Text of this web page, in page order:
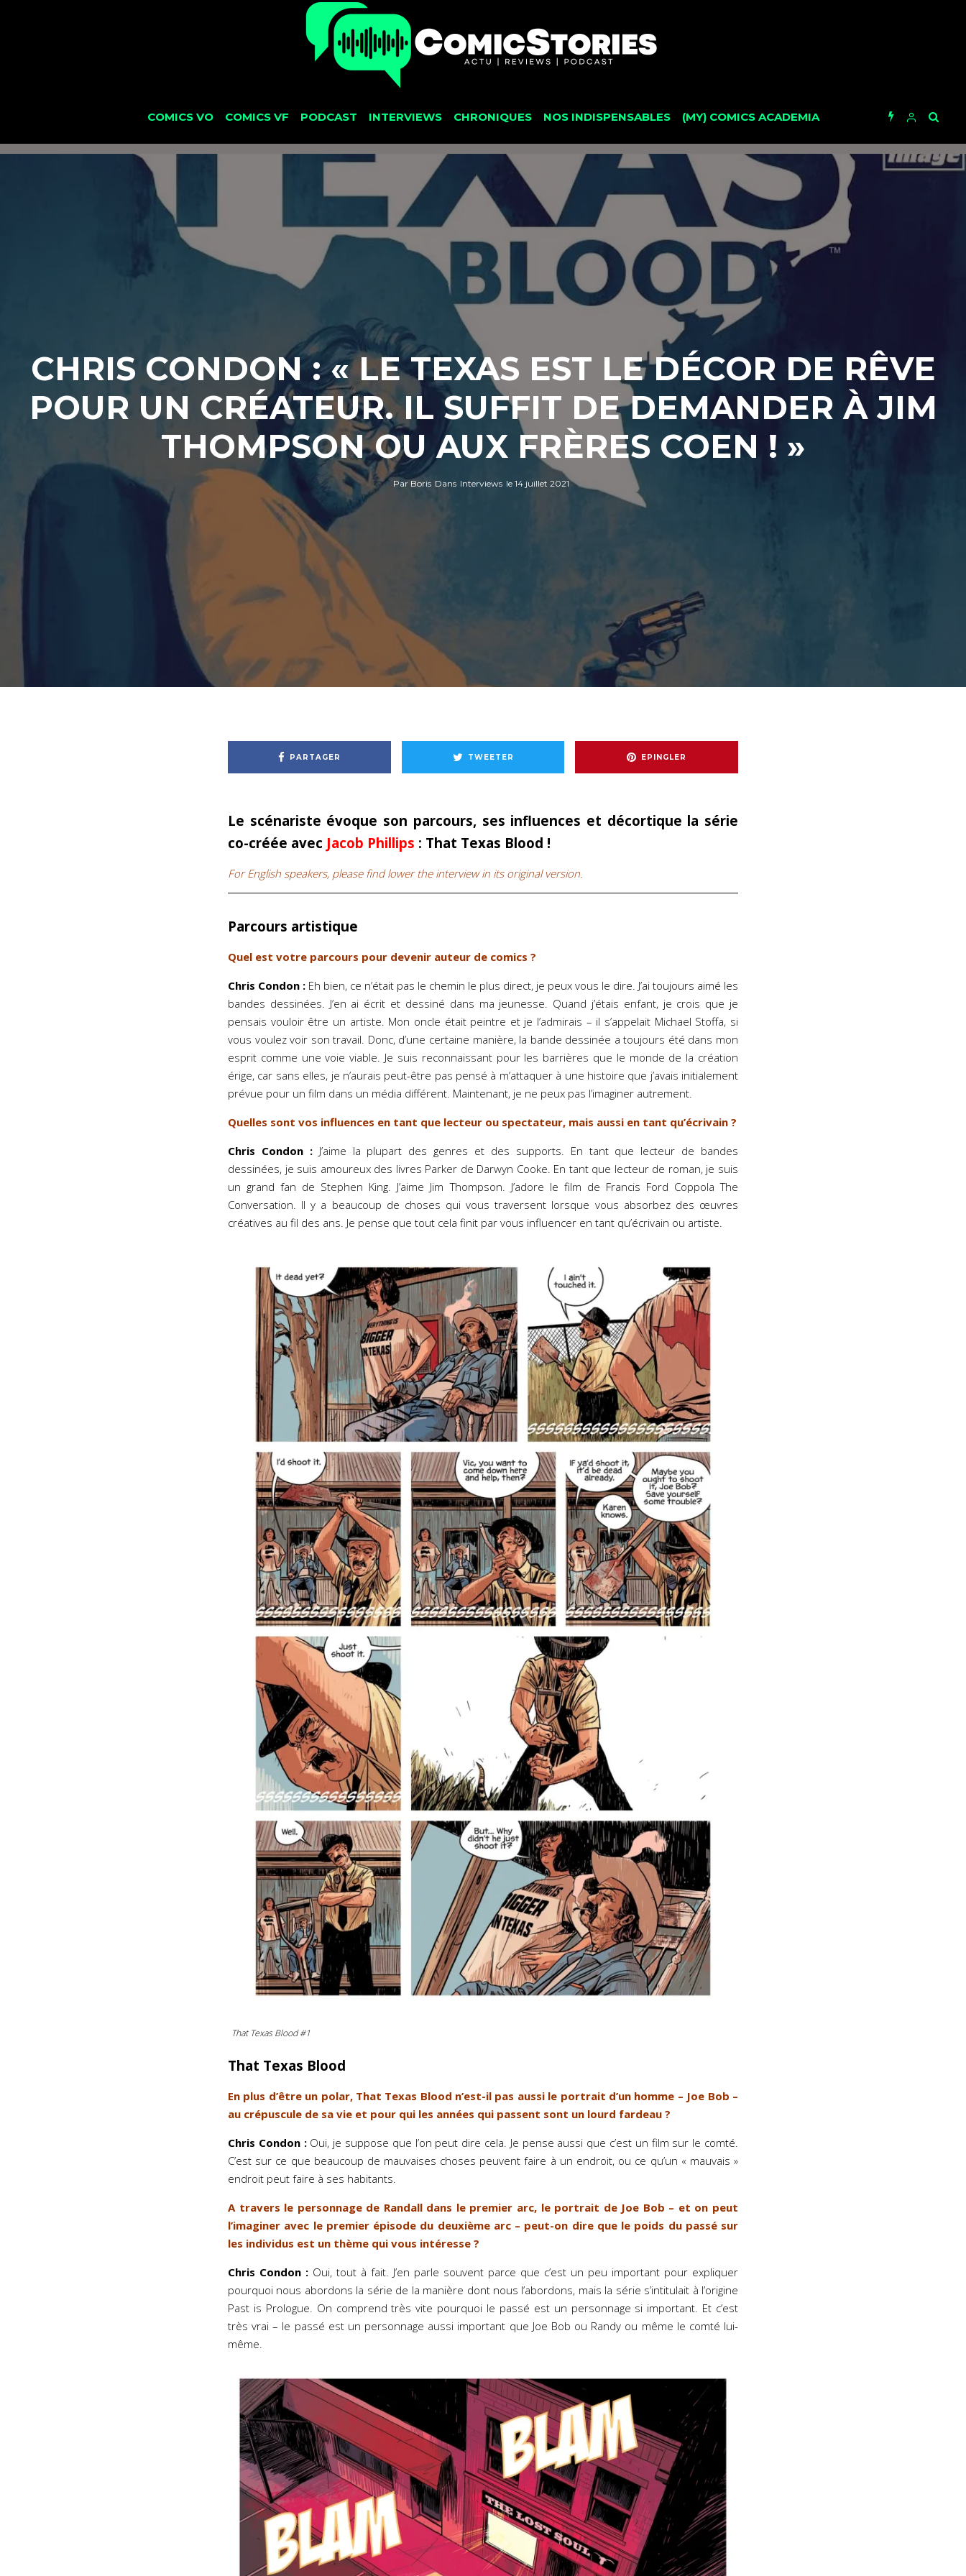
COMICS VO COMICS VF PODCAST INTERVIEWS CHRONIQUES NOS INDISPENSABLES (MY) COMICS ACADEMIA
CHRIS CONDON : « LE TEXAS EST LE DÉCOR DE RÊVE
POUR UN CRÉATEUR. IL SUFFIT DE DEMANDER À JIM
THOMPSON OU AUX FRÈRES COEN ! »
ParBoris Dans Interviews le 14 juillet 2021
PARTAGER TWEETER EPINGLER
Le scénariste évoque son parcours, ses influences et décortique la série
co-créée avec Jacob Phillips : That Texas Blood !
For English speakers, please find lower the interview in its original version.
Parcours artistique
Quel est votre parcours pour devenir auteur de comics ?
Chris Condon : Eh bien, ce n’était pas le chemin le plus direct, je peux vous le dire. J’ai toujours aimé les
bandes dessinées. J’en ai écrit et dessiné dans ma jeunesse. Quand j’étais enfant, je crois que je
pensais vouloir être un artiste. Mon oncle était peintre et je l’admirais – il s’appelait Michael Stoffa, si
vous voulez voir son travail. Donc, d’une certaine manière, la bande dessinée a toujours été dans mon
esprit comme une voie viable. Je suis reconnaissant pour les barrières que le monde de la création
érige, car sans elles, je n’aurais peut-être pas pensé à m’attaquer à une histoire que j’avais initialement
prévue pour un film dans un média différent. Maintenant, je ne peux pas l’imaginer autrement.
Quelles sont vos influences en tant que lecteur ou spectateur, mais aussi en tant qu’écrivain ?
Chris Condon :J’aime la plupart des genres et des supports. En tant que lecteur de bandes
dessinées, je suis amoureux des livres Parker de Darwyn Cooke. En tant que lecteur de roman, je suis
un grand fan de Stephen King. J’aime Jim Thompson. J’adore le film de Francis Ford Coppola The
Conversation. Il y a beaucoup de choses qui vous traversent lorsque vous absorbez des œuvres
créatives au fil des ans. Je pense que tout cela finit par vous influencer en tant qu’écrivain ou artiste.
That Texas Blood #1
That Texas Blood
En plus d’être un polar, That Texas Blood n’est-il pas aussi le portrait d’un homme – Joe Bob –
au crépuscule de sa vie et pour qui les années qui passent sont un lourd fardeau ?
Chris Condon :Oui, je suppose que l’on peut dire cela. Je pense aussi que c’est un film sur le comté.
C’est sur ce que beaucoup de mauvaises choses peuvent faire à un endroit, ou ce qu’un « mauvais »
endroit peut faire à ses habitants.
A travers le personnage de Randall dans le premier arc, le portrait de Joe Bob – et on peut
l’imaginer avec le premier épisode du deuxième arc – peut-on dire que le poids du passé sur
les individus est un thème qui vous intéresse ?
Chris Condon : Oui, tout à fait. J’en parle souvent parce que c’est un peu important pour expliquer
pourquoi nous abordons la série de la manière dont nous l’abordons, mais la série s’intitulait à l’origine
Past is Prologue. On comprend très vite pourquoi le passé est un personnage si important. Et c’est
très vrai – le passé est un personnage aussi important que Joe Bob ou Randy ou même le comté lui-
même.